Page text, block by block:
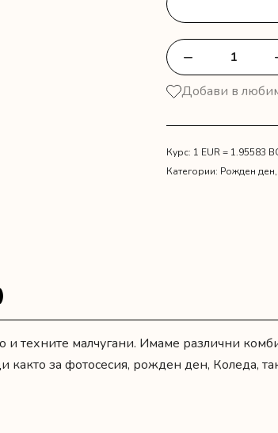
количество
за
Комплект
с
народни
за
−
Добави в
Курс: 1 EUR = 1.95583
Категории: Рожден ден,
и техните малчугани. Имаме различни
както за фотосесия, рожден ден, Коледа,